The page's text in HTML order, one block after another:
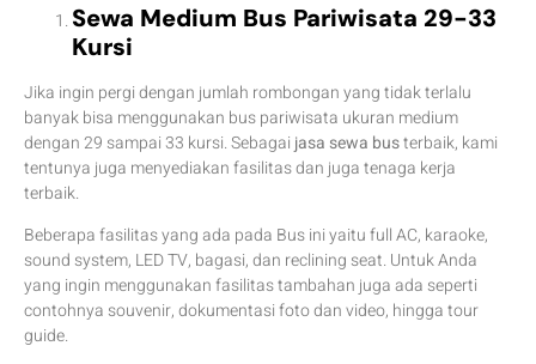
Sewa Medium Bus Pariwisata 29-33
Kursi
Jika ingin pergi dengan jumlah rombongan yang tidak terlalu
banyak bisa menggunakan bus pariwisata ukuran medium
dengan 29 sampai 33 kursi. Sebagai jasa sewa busterbaik, kami
tentunya juga menyediakan fasilitas dan juga tenaga kerja
terbaik.
Beberapa fasilitas yang ada pada Bus ini yaitu full AC, karaoke,
sound system, LED TV, bagasi, dan reclining seat. Untuk Anda
yang ingin menggunakan fasilitas tambahan juga ada seperti
contohnya souvenir, dokumentasi foto dan video, hingga tour
guide.